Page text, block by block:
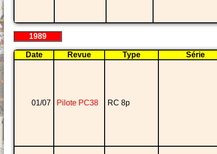
1989
Date Revue Type Série
01/07 Pilote PC38 RC 8p